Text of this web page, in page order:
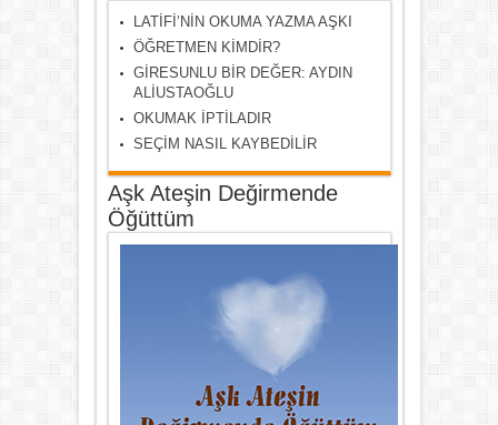
LATİFİ’NİN OKUMA YAZMA AŞKI
ÖĞRETMEN KİMDİR?
GİRESUNLU BİR DEĞER: AYDIN
ALİUSTAOĞLU
OKUMAK İPTİLADIR
SEÇİM NASIL KAYBEDİLİR
Aşk Ateşin Değirmende
Öğüttüm